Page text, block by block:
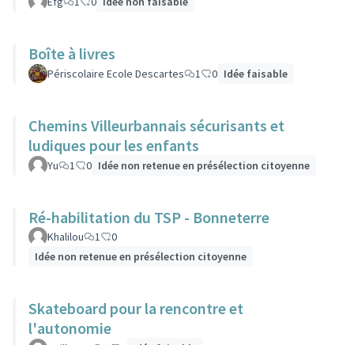
Boîte à livres
Périscolaire Ecole Descartes 1 0 Idée faisable
Chemins Villeurbannais sécurisants et
ludiques pour les enfants
Yu 1 0 Idée non retenue en présélection citoyenne
Ré-habilitation du TSP - Bonneterre
Khalilou 1
0
Idée non retenue en présélection citoyenne
Skateboard pour la rencontre et
l'autonomie